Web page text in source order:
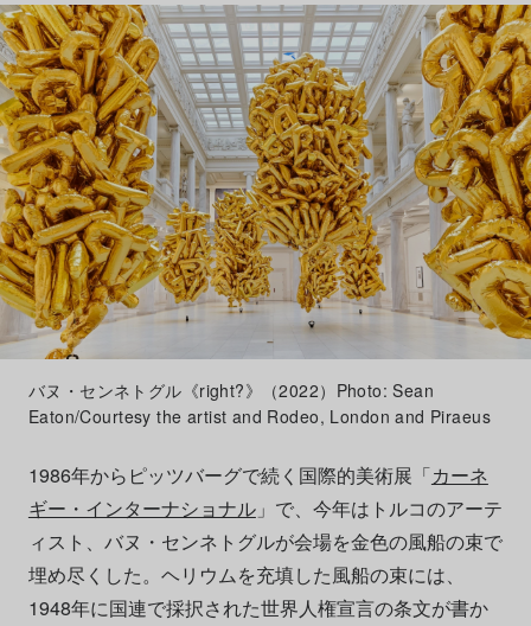
バヌ・センネトグル《right?》（2022）Photo: Sean
Eaton/Courtesy the artist and Rodeo, London and Piraeus
1986年からピッツバーグで続く国際的美術展「カーネ
ギー・インターナショナル」で、今年はトルコのアーテ
ィスト、バヌ・センネトグルが会場を金色の風船の束で
埋め尽くした。ヘリウムを充填した風船の束には、
1948年に国連で採択された世界人権宣言の条文が書か